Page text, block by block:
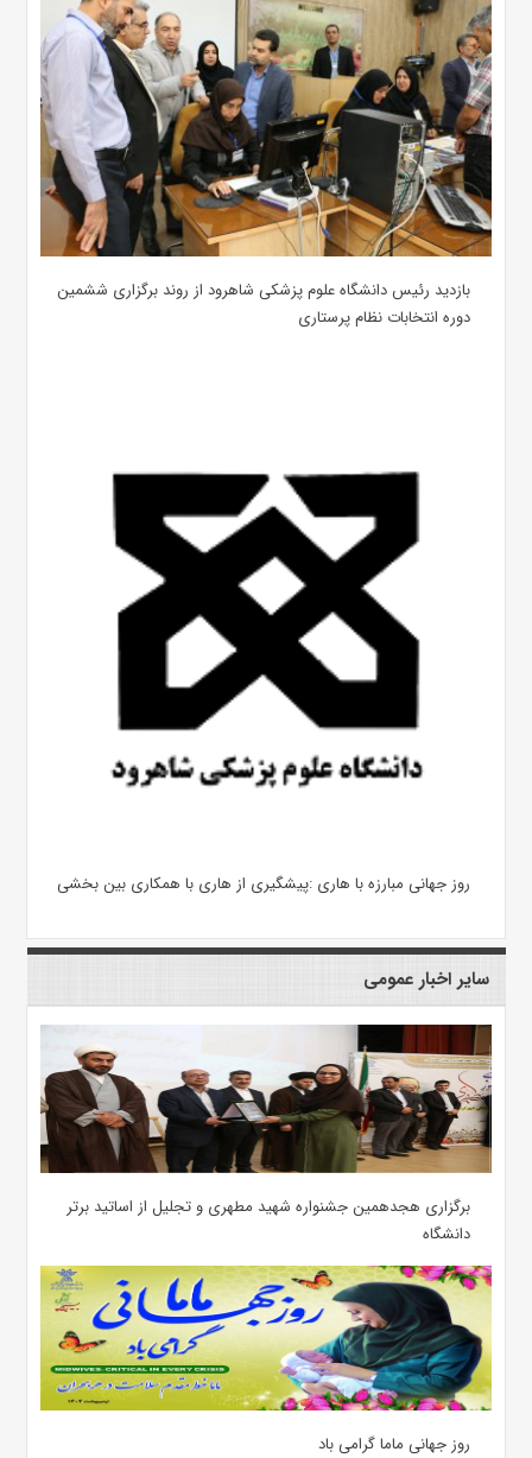
بازدید رئیس دانشگاه علوم پزشکی شاهرود از روند برگزاری ششمین
دوره انتخابات نظام پرستاری
روز جهانی مبارزه با هاری :پیشگیری از هاری با همکاری بین بخشی
سایر اخبار عمومی
برگزاری هجدهمین جشنواره شهید مطهری و تجلیل از اساتید برتر
دانشگاه
روز جهانی ماما گرامی باد